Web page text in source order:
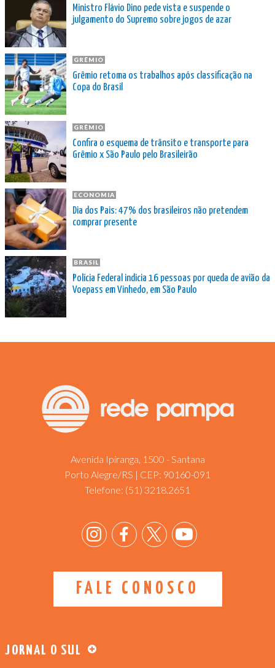
Ministro Flávio Dino pede vista e suspende o
julgamento do Supremo sobre jogos de azar
GRÊMIO
Grêmio retoma os trabalhos após classificação na
Copa do Brasil
GRÊMIO
Confira o esquema de trânsito e transporte para
Grêmio x São Paulo pelo Brasileirão
ECONOMIA
Dia dos Pais: 47% dos brasileiros não pretendem
comprar presente
BRASIL
Polícia Federal indicia 16 pessoas por queda de avião da
Voepass em Vinhedo, em São Paulo
Avenida Ipiranga, 1500 - Santana
Porto Alegre/RS | CEP: 90160-091
Telefone: (51) 3218.2651
FALE CONOSCO
JORNAL O SUL